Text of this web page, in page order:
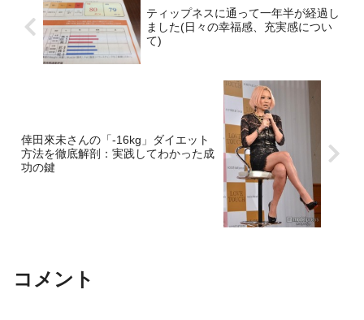
ティップネスに通って一年半が経過し
ました(日々の幸福感、充実感につい
て)
倖田來未さんの「-16kg」ダイエット
方法を徹底解剖：実践してわかった成
功の鍵
コメント